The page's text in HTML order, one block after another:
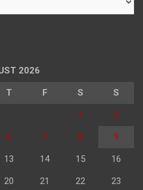
2026
T F S S
1 2
6 7 8 9
13 14 15 16
20 21 22 23